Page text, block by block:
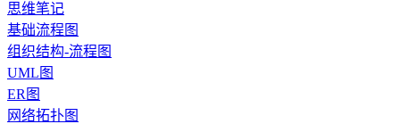
思维笔记
基础流程图
组织结构-流程图
UML图
ER图
网络拓扑图